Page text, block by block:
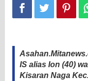
IS alias Ion (40)
Kisaran Naga